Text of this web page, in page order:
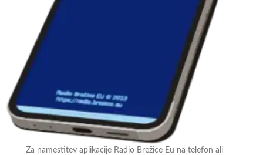
Za namestitev aplikacije Radio Brežice Eu na telefon ali